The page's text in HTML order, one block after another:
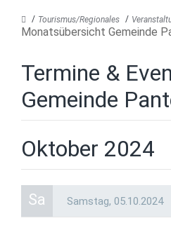
Tourismus/Regionales
Monatsübersicht Gemeinde
Termine &
Gemeinde
Oktober 2024
Sa Samstag, 05.10.2024